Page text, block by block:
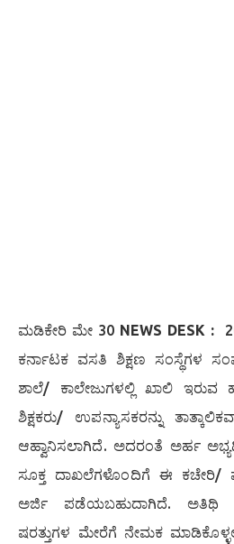
ಮಡಿಕೇರಿ ಮೇ 30 NEWS DESK :
ಕರ್ನಾಟಕ ವಸತಿ ಶಿಕ್ಷಣ ಸಂಸ್ಥೆಗಳ
ಶಾಲೆ/ ಕಾಲೇಜುಗಳಲ್ಲಿ ಖಾಲಿ ಇರುವ
ಶಿಕ್ಷಕರು/ ಉಪನ್ಯಾಸಕರನ್ನು
ಆಹ್ವಾನಿಸಲಾಗಿದೆ. ಅದರಂತೆ ಅರ್ಹ
ಸೂಕ್ತ ದಾಖಲೆಗಳೊಂದಿಗೆ ಈ ಕಚೇರಿ/
ಅರ್ಜಿ ಪಡೆಯಬಹುದಾಗಿದೆ. ಅತಿಥಿ
ಷರತ್ತುಗಳ ಮೇರೆಗೆ ನೇಮಕ